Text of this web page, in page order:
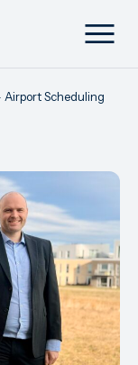
Airport Scheduling